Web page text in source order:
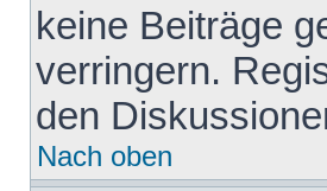
keine Beiträge
verringern.
den
Nach oben